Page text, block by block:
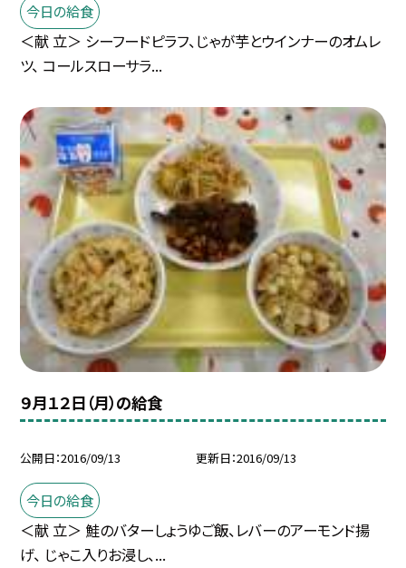
今日の給食
＜献 立＞ シーフードピラフ、じゃが芋とウインナーのオムレ
ツ、 コールスローサラ...
９月１２日（月）の給食
公開日 2016/09/13 更新日 2016/09/13
今日の給食
＜献 立＞ 鮭のバターしょうゆご飯、レバーのアーモンド揚
げ、 じゃこ入りお浸し、...